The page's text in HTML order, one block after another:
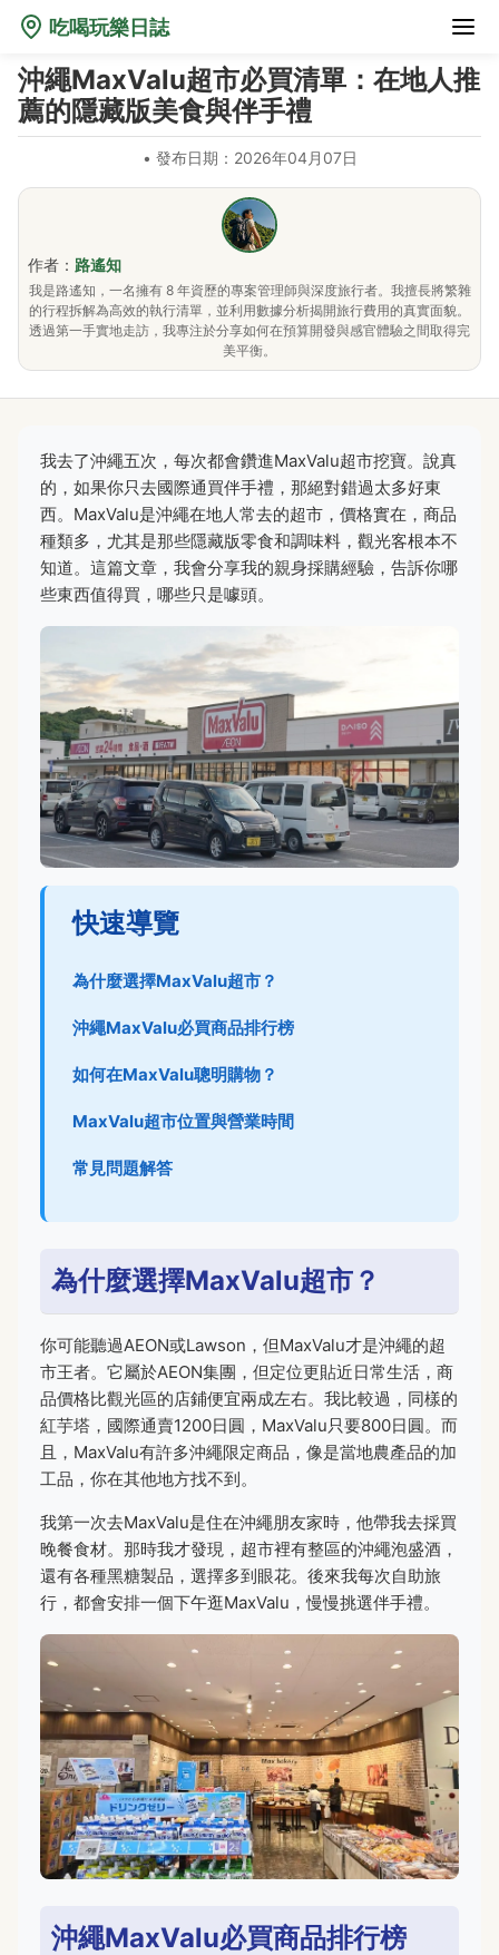
吃喝玩樂日誌
沖繩MaxValu超市必買清單：在地人推
薦的隱藏版美食與伴手禮
• 發布日期：2026年04月07日
作者： 路遙知
我是路遙知，一名擁有 8 年資歷的專案管理師與深度旅行者。我擅長將繁雜
的行程拆解為高效的執行清單，並利用數據分析揭開旅行費用的真實面貌。
透過第一手實地走訪，我專注於分享如何在預算開發與感官體驗之間取得完
美平衡。
我去了沖繩五次，每次都會鑽進MaxValu超市挖寶。說真
的，如果你只去國際通買伴手禮，那絕對錯過太多好東
西。MaxValu是沖繩在地人常去的超市，價格實在，商品
種類多，尤其是那些隱藏版零食和調味料，觀光客根本不
知道。這篇文章，我會分享我的親身採購經驗，告訴你哪
些東西值得買，哪些只是噱頭。
快速導覽
為什麼選擇MaxValu超市？
沖繩MaxValu必買商品排行榜
如何在MaxValu聰明購物？
MaxValu超市位置與營業時間
常見問題解答
為什麼選擇MaxValu超市？
你可能聽過AEON或Lawson，但MaxValu才是沖繩的超
市王者。它屬於AEON集團，但定位更貼近日常生活，商
品價格比觀光區的店鋪便宜兩成左右。我比較過，同樣的
紅芋塔，國際通賣1200日圓，MaxValu只要800日圓。而
且，MaxValu有許多沖繩限定商品，像是當地農產品的加
工品，你在其他地方找不到。
我第一次去MaxValu是住在沖繩朋友家時，他帶我去採買
晚餐食材。那時我才發現，超市裡有整區的沖繩泡盛酒，
還有各種黑糖製品，選擇多到眼花。後來我每次自助旅
行，都會安排一個下午逛MaxValu，慢慢挑選伴手禮。
沖繩MaxValu必買商品排行榜